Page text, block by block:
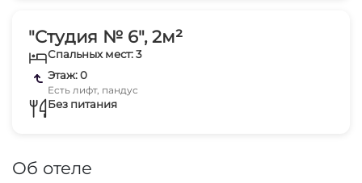
"Студия № 6", 2м²
Спальных мест: 3
Этаж: 0
Есть лифт, пандус
Без питания
Об отеле